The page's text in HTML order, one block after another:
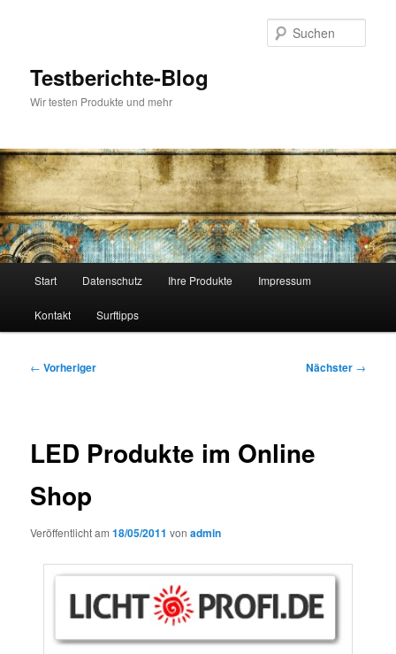
Testberichte-Blog
Wir testen Produkte und mehr
Start Datenschutz Ihre Produkte Impressum
Kontakt Surftipps
Beitragsnavigation
← Vorheriger Nächster →
LED Produkte im Online
Shop
Veröffentlicht am18/05/2011 vonadmin